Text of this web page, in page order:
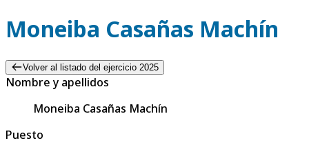
Moneiba Casañas Machín
Volver al listado del ejercicio 2025
Nombre y apellidos
Moneiba Casañas Machín
Puesto